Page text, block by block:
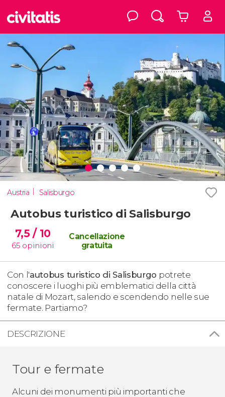
Austria Salisburgo
Autobus turistico di Salisburgo
7,5/ 10
65 opinioni
Cancellazione
gratuita
Con l'autobus turistico di Salisburgo potrete
conoscere i luoghi più emblematici della città
natale di Mozart, salendo e scendendo nelle sue
fermate. Partiamo?
DESCRIZIONE
Tour e fermate
Alcuni dei monumenti più importanti che